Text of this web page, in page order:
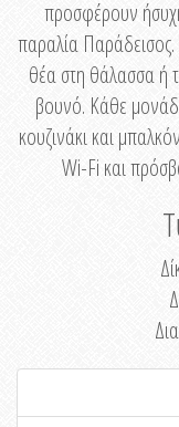
προσφέρουν
παραλία Παράδεισος.
θέα στη θάλασσα ή
βουνό. Κάθε
κουζινάκι και
Wi-Fi και